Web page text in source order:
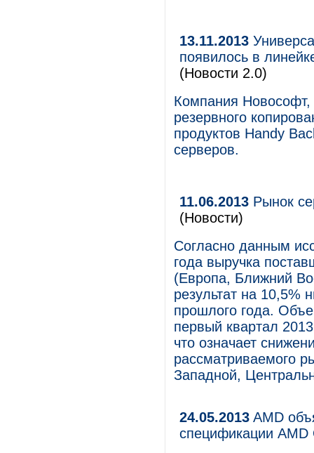
13.11.2013
появилось в
(Новости 2.0)
Компания Новософт,
резервного
продуктов Handy
серверов.
11.06.2013 Рынок
(Новости)
Согласно данным
года выручка
(Европа, Ближний
результат на 10,5%
прошлого года.
первый квартал
что означает
рассматриваемого
Западной,
24.05.2013 AMD
спецификации AMD